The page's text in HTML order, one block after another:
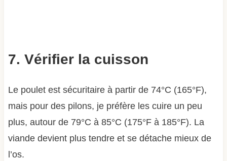
7. Vérifier la cuisson
Le poulet est sécuritaire à partir de 74°C (165°F),
mais pour des pilons, je préfère les cuire un peu
plus, autour de 79°C à 85°C (175°F à 185°F). La
viande devient plus tendre et se détache mieux de
l’os.